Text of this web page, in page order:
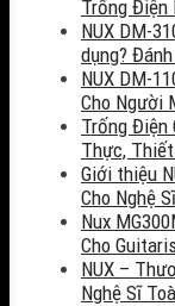
Trống Điện
NUX DM-
dụng?
NUX DM-
Cho Người
Trống Điện
Thực,
Giới thiệu
Cho Nghệ
Nux
Cho
NUX –
Nghệ Sĩ